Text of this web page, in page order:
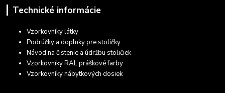
Technické informácie
Vzorkovníky látky
Podrúčky a doplnky pre stoličky
Návod na čistenie a údržbu stoličiek
Vzorkovníky RAL práškové farby
Vzorkovníky nábytkových dosiek